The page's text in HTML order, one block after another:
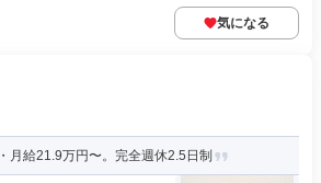
気になる
月給21.9万円〜。完全週休2.5日制